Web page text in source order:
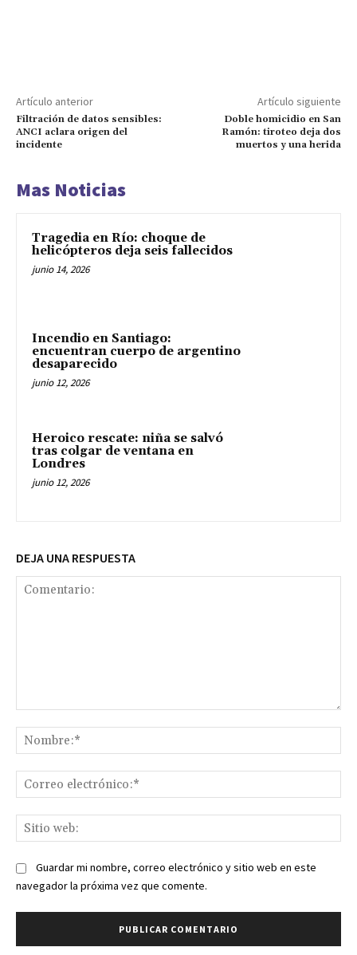
Artículo anterior
Filtración de datos sensibles:
ANCI aclara origen del
incidente
Artículo siguiente
Doble homicidio en San
Ramón: tiroteo deja dos
muertos y una herida
Mas Noticias
Tragedia en Río: choque de
helicópteros deja seis fallecidos
junio 14, 2026
Incendio en Santiago:
encuentran cuerpo de argentino
desaparecido
junio 12, 2026
Heroico rescate: niña se salvó
tras colgar de ventana en
Londres
junio 12, 2026
DEJA UNA RESPUESTA
Guardar mi nombre, correo electrónico y sitio web en este
navegador la próxima vez que comente.